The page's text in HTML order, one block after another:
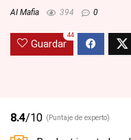
AI Mafia 394 0
Guardar
44
8.4/10 (Puntaje de experto)